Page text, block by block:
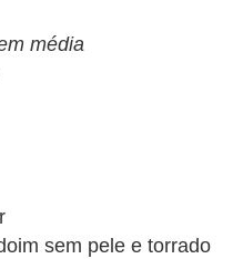
média
sem pele e torrado